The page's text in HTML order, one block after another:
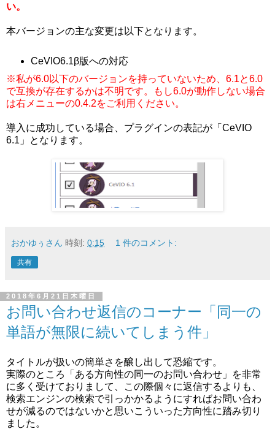
い。
本バージョンの主な変更は以下となります。
CeVIO6.1β版への対応
※私が6.0以下のバージョンを持っていないため、6.1と6.0
で互換が存在するかは不明です。もし6.0が動作しない場合
は右メニューの0.4.2をご利用ください。
導入に成功している場合、プラグインの表記が「CeVIO
6.1」となります。
おかゆぅさん 時刻: 0:15 1 件のコメント:
共有
2018年6月21日木曜日
お問い合わせ返信のコーナー「同一の
単語が無限に続いてしまう件」
タイトルが扱いの簡単さを醸し出して恐縮です。
実際のところ「ある方向性の同一のお問い合わせ」を非常
に多く受けておりまして、この際個々に返信するよりも、
検索エンジンの検索で引っかかるようにすればお問い合わ
せが減るのではないかと思いこういった方向性に踏み切り
ました。